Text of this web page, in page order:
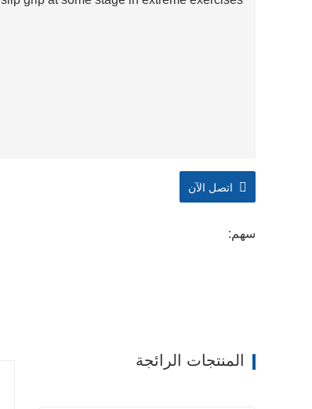
اتصل الآن
سهم:
المنتجات الرائجة